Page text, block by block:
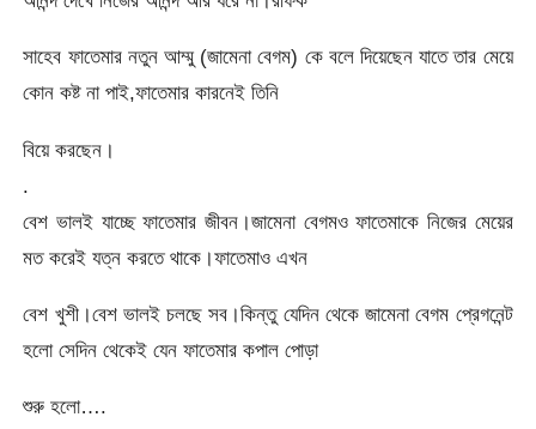
সাহেব ফাতেমার নতুন আম্মু (জামেনা বেগম) কে বলে দিয়েছেন যাতে তার মেয়ে
কোন কষ্ট না পাই,ফাতেমার কারনেই তিনি
বিয়ে করছেন।
.
বেশ ভালই যাচ্ছে ফাতেমার জীবন।জামেনা বেগমও ফাতেমাকে নিজের মেয়ের
মত করেই যত্ন করতে থাকে।ফাতেমাও এখন
বেশ খুশী।বেশ ভালই চলছে সব।কিন্তু যেদিন থেকে জামেনা বেগম প্রেগনেন্ট
হলো সেদিন থেকেই যেন ফাতেমার কপাল পোড়া
শুরু হলো….